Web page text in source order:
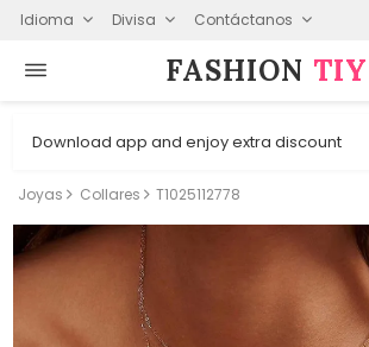
Idioma Divisa Contáctanos
FASHION⁠ TIY
Download app and enjoy extra discount
Joyas Collares T1025112778